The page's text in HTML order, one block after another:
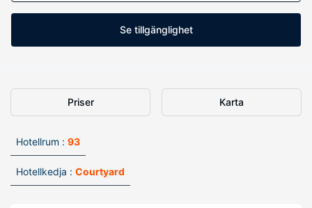
Se tillgänglighet
Priser Karta
Hotellrum : 93
Hotellkedja : Courtyard